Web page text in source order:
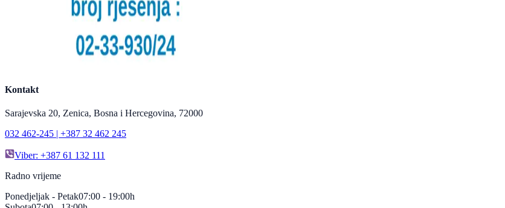
Kontakt
Sarajevska 20, Zenica, Bosna i Hercegovina, 72000
032 462-245 | +387 32 462 245
Viber: +387 61 132 111
Radno vrijeme
Ponedjeljak - Petak07:00 - 19:00h